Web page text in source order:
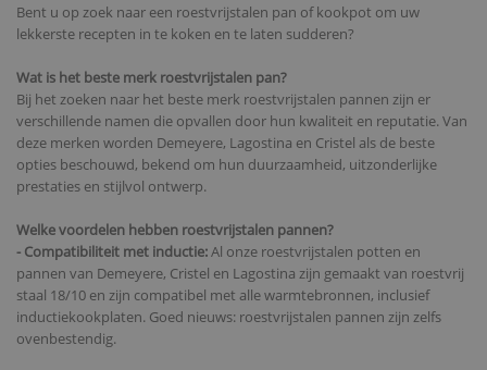
Bent u op zoek naar een roestvrijstalen pan of kookpot om uw
lekkerste recepten in te koken en te laten sudderen?
Wat is het beste merk roestvrijstalen pan?
Bij het zoeken naar het beste merk roestvrijstalen pannen zijn er
verschillende namen die opvallen door hun kwaliteit en reputatie. Van
deze merken worden Demeyere, Lagostina en Cristel als de beste
opties beschouwd, bekend om hun duurzaamheid, uitzonderlijke
prestaties en stijlvol ontwerp.
Welke voordelen hebben roestvrijstalen pannen?
- Compatibiliteit met inductie:Al onze roestvrijstalen potten en
pannen van Demeyere, Cristel en Lagostina zijn gemaakt van roestvrij
staal 18/10 en zijn compatibel met alle warmtebronnen, inclusief
inductiekookplaten. Goed nieuws: roestvrijstalen pannen zijn zelfs
ovenbestendig.